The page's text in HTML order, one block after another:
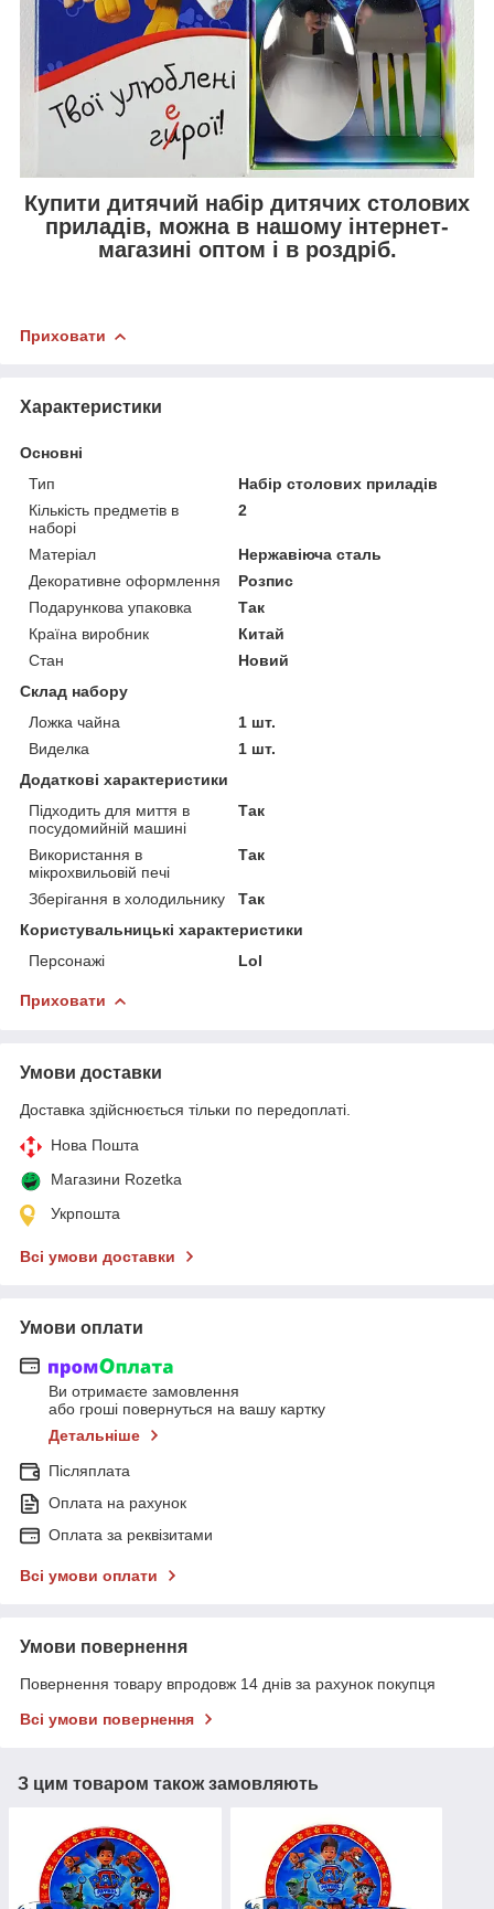
Купити дитячий набір дитячих столових
приладів, можна в нашому інтернет-
магазині оптом і в роздріб.
Приховати
Характеристики
Основні
Тип
Набір столових приладів
Кількість предметів в
наборі
2
Матеріал
Нержавіюча сталь
Декоративне оформлення
Розпис
Подарункова упаковка
Так
Країна виробник
Китай
Стан
Новий
Склад набору
Ложка чайна
1 шт.
Виделка
1 шт.
Додаткові характеристики
Підходить для миття в
посудомийній машині
Так
Використання в
мікрохвильовій печі
Так
Зберігання в холодильнику
Так
Користувальницькі характеристики
Персонажі
Lol
Приховати
Умови доставки
Доставка здійснюється тільки по передоплаті.
Нова Пошта
Магазини Rozetka
Укрпошта
Всі умови доставки
Умови оплати
Ви отримаєте замовлення
або гроші повернуться на вашу картку
Детальніше
Післяплата
Оплата на рахунок
Оплата за реквізитами
Всі умови оплати
Умови повернення
Повернення товару впродовж 14 днів за рахунок покупця
Всі умови повернення
З цим товаром також замовляють